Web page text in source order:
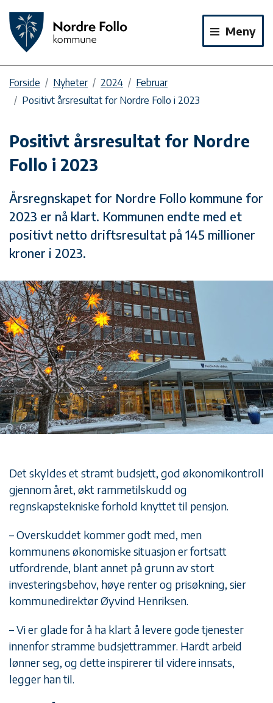
Meny
Forside Nyheter 2024
Februar
Positivt årsresultat for Nordre Follo i 2023
Positivt årsresultat for Nordre
Follo i 2023
Årsregnskapet for Nordre Follo kommune for
2023 er nå klart. Kommunen endte med et
positivt netto driftsresultat på 145 millioner
kroner i 2023.
Det skyldes et stramt budsjett, god økonomikontroll
gjennom året, økt rammetilskudd og
regnskapstekniske forhold knyttet til pensjon.
– Overskuddet kommer godt med, men
kommunens økonomiske situasjon er fortsatt
utfordrende, blant annet på grunn av stort
investeringsbehov, høye renter og prisøkning, sier
kommunedirektør Øyvind Henriksen.
– Vi er glade for å ha klart å levere gode tjenester
innenfor stramme budsjettrammer. Hardt arbeid
lønner seg, og dette inspirerer til videre innsats,
legger han til.